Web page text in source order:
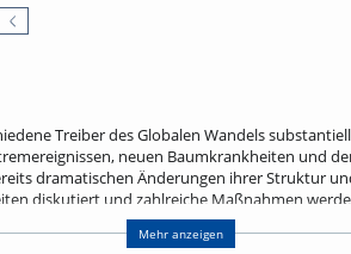
Treiber des Globalen Wandels
neuen Baumkrankheiten und
dramatischen Änderungen ihrer Struktur
diskutiert und zahlreiche Maßnahmen
eine Erhöhung der Mischung,
in Wäldern. Um die notwendige Anpassung und
Mehr anzeigen